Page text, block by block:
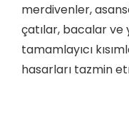
merdivenler,
çatılar, bacalar ve
tamamlayıcı
hasarları tazmin